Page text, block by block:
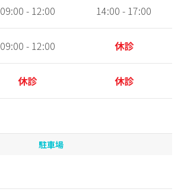
09:00 - 12:00 14:00 - 17:00
09:00 - 12:00 休診
休診 休診
駐車場